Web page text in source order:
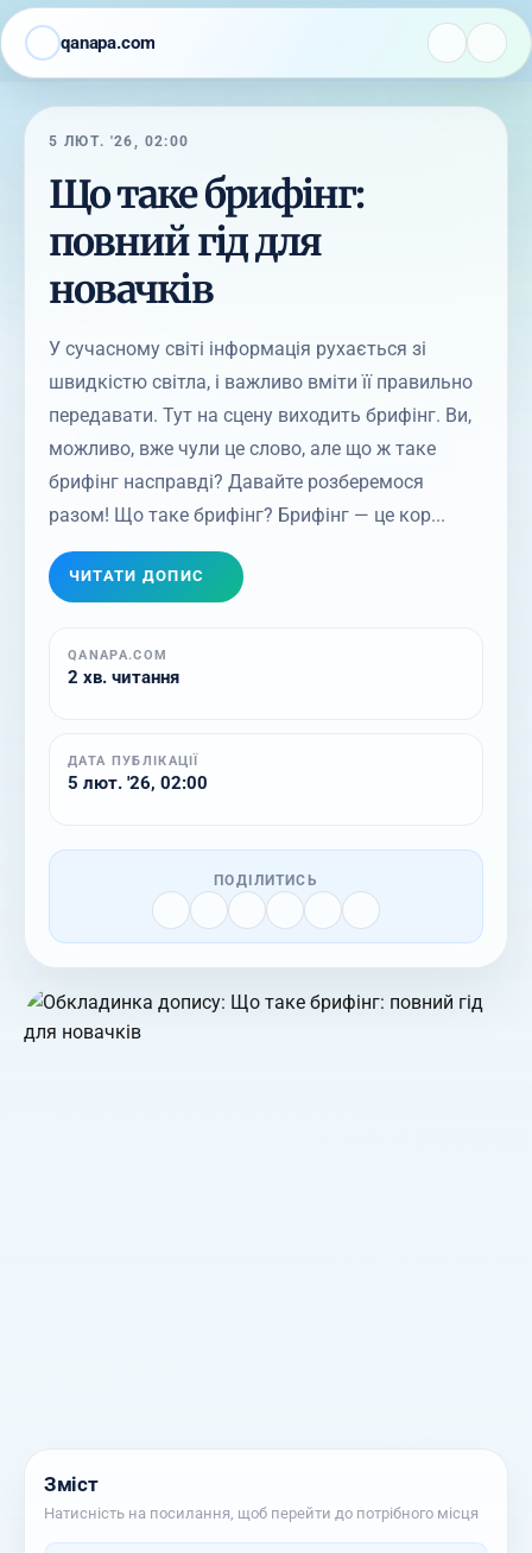
qanapa.com
5 ЛЮТ. '26, 02:00
Що таке брифінг:
повний гід для
новачків
У сучасному світі інформація рухається зі
швидкістю світла, і важливо вміти її правильно
передавати. Тут на сцену виходить брифінг. Ви,
можливо, вже чули це слово, але що ж таке
брифінг насправді? Давайте розберемося
разом! Що таке брифінг? Брифінг — це кор...
ЧИТАТИ ДОПИС
QANAPA.COM
2 хв. читання
ДАТА ПУБЛІКАЦІЇ
5 лют. '26, 02:00
ПОДІЛИТИСЬ
Зміст
Натисність на посилання, щоб перейти до потрібного місця